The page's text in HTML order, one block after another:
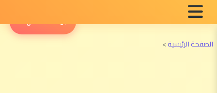
الصفحة الرئيسية>
English Radio